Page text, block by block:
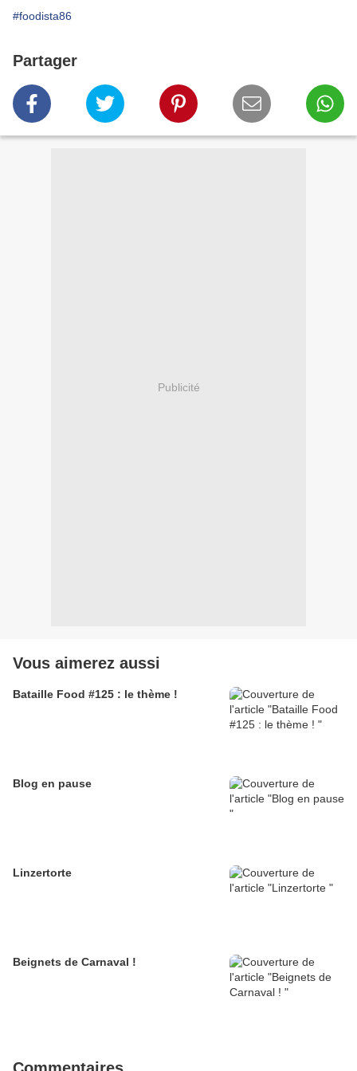
#foodista86
Partager
Publicité
Vous aimerez aussi
Bataille Food #125 : le thème !
Blog en pause
Linzertorte
Beignets de Carnaval !